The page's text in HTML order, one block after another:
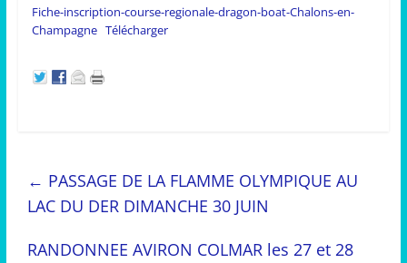
Fiche-inscription-course-regionale-dragon-boat-Chalons-en-
Champagne Télécharger
← PASSAGE DE LA FLAMME OLYMPIQUE AU
LAC DU DER DIMANCHE 30 JUIN
RANDONNEE AVIRON COLMAR les 27 et 28